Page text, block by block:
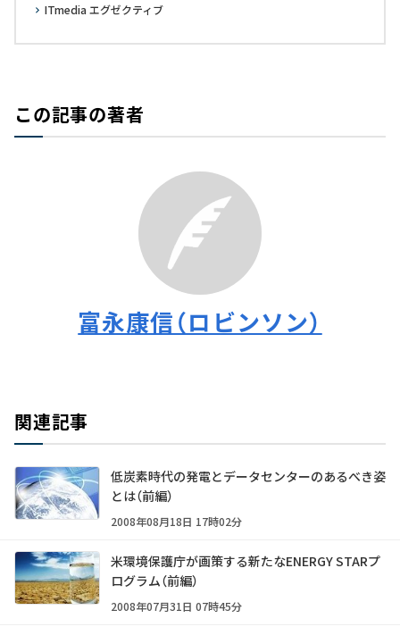
ITmedia エグゼクティブ
この記事の著者
富永康信（ロビンソン）
関連記事
低炭素時代の発電とデータセンターのあるべき姿
とは（前編）
2008年08月18日 17時02分
米環境保護庁が画策する新たなENERGY STARプ
ログラム（前編）
2008年07月31日 07時45分